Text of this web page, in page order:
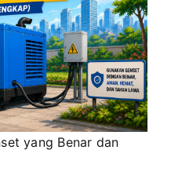
yang Benar dan